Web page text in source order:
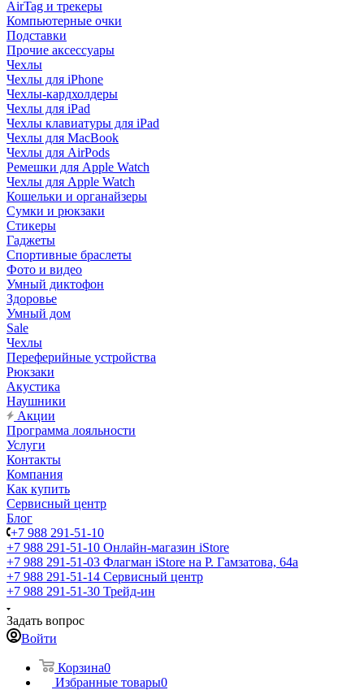
AirTag и трекеры
Компьютерные очки
Подставки
Прочие аксессуары
Чехлы
Чехлы для iPhone
Чехлы-кардхолдеры
Чехлы для iPad
Чехлы клавиатуры для iPad
Чехлы для MacBook
Чехлы для AirPods
Ремешки для Apple Watch
Чехлы для Apple Watch
Кошельки и органайзеры
Сумки и рюкзаки
Стикеры
Гаджеты
Спортивные браслеты
Фото и видео
Умный диктофон
Здоровье
Умный дом
Sale
Чехлы
Переферийные устройства
Рюкзаки
Акустика
Наушники
Акции
Программа лояльности
Услуги
Контакты
Компания
Как купить
Сервисный центр
Блог
+7 988 291-51-10
+7 988 291-51-10 Онлайн-магазин iStore
+7 988 291-51-03 Флагман iStore на Р. Гамзатова, 64а
+7 988 291-51-14 Сервисный центр
+7 988 291-51-30 Трейд-ин
Задать вопрос
Войти
Корзина0
Избранные товары0